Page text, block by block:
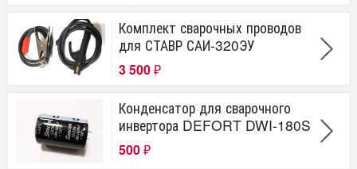
DPW-1000
Комплект сварочных проводов
для СТАВР САИ-320ЭУ
3 500 ₽
Конденсатор для сварочного
инвертора DEFORT DWI-180S
500 ₽